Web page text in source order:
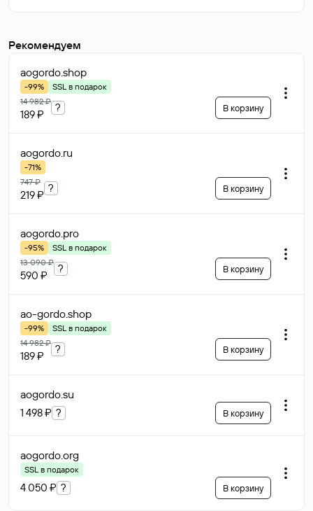
Рекомендуем
aogordo.shop
-99%
SSL в подарок
14 982 ₽
189 ₽
? В корзину
aogordo.ru
-71%
747 ₽
219 ₽
? В корзину
aogordo.pro
-95%
SSL в подарок
13 090 ₽
590 ₽
? В корзину
ao-gordo.shop
-99%
SSL в подарок
14 982 ₽
189 ₽
? В корзину
aogordo.su
1 498 ₽ ? В корзину
aogordo.org
SSL в подарок
4 050 ₽ ? В корзину